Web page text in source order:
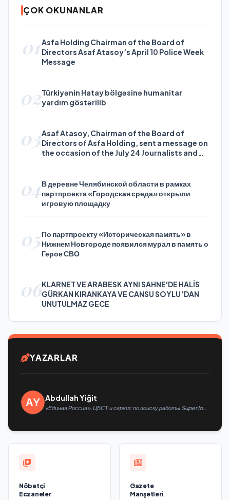
ÇOK OKUNANLAR
01Asfa Holding Chairman of the Board of
Directors Asaf Atasoy’s April 10 Police Week
Message
02Türkiyənin Hatay bölgəsinə humanitar
yardım göstərilib
03Asaf Atasoy, Chairman of the Board of
Directors of Asfa Holding, sent a message on
the occasion of the July 24 Journalists and
04В деревне Челябинской области в рамках
партпроекта «Городская среда» открыли
игровую площадку
05По партпроекту «Историческая память» в
Нижнем Новгороде появился мурал в память о
Герое СВО
06KLARNET VE ARABESK AYNI SAHNE'DE HALİS
GÜRKAN KIRANKAYA VE CANSU SOYLU 'DAN
UNUTULMAZ GECE
YAZARLAR
Abdullah Yiğit
«Единая Россия», ЦБСТ и сервис по поиску работы SuperJob
Nöbetçi
Eczaneler
Gazete
Manşetleri